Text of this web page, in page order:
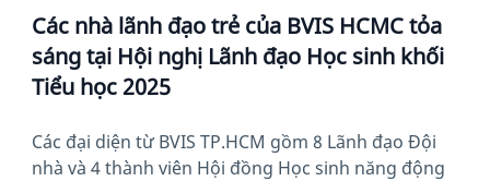
Các nhà lãnh đạo trẻ của BVIS HCMC tỏa
sáng tại Hội nghị Lãnh đạo Học sinh khối
Tiểu học 2025
Các đại diện từ BVIS TP.HCM gồm 8 Lãnh đạo Đội
nhà và 4 thành viên Hội đồng Học sinh năng động